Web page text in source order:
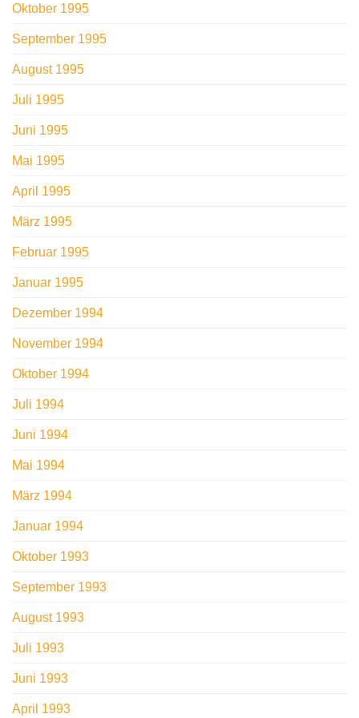
Oktober 1995
September 1995
August 1995
Juli 1995
Juni 1995
Mai 1995
April 1995
März 1995
Februar 1995
Januar 1995
Dezember 1994
November 1994
Oktober 1994
Juli 1994
Juni 1994
Mai 1994
März 1994
Januar 1994
Oktober 1993
September 1993
August 1993
Juli 1993
Juni 1993
April 1993